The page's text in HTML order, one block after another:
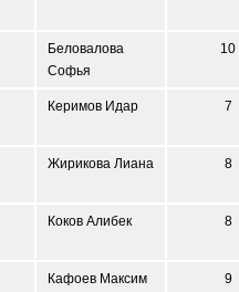
Беловалова
Софья
10
Керимов Идар 7
Жирикова Лиана 8
Коков Алибек 8
Кафоев Максим 9